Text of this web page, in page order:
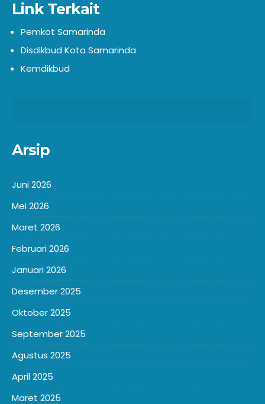
Link Terkait
Pemkot Samarinda
Disdikbud Kota Samarinda
Kemdikbud
Arsip
Juni 2026
Mei 2026
Maret 2026
Februari 2026
Januari 2026
Desember 2025
Oktober 2025
September 2025
Agustus 2025
April 2025
Maret 2025